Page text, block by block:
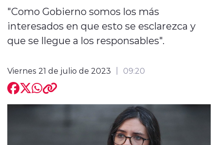
modo claro
"Como Gobierno somos los más
interesados en que esto se esclarezca y
que se llegue a los responsables".
Viernes 21 de julio de 2023 09:20